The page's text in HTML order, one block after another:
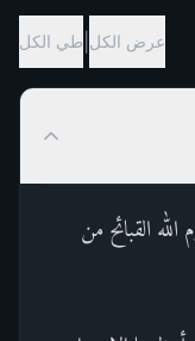
عرض الكل طي الكل
القبائح من